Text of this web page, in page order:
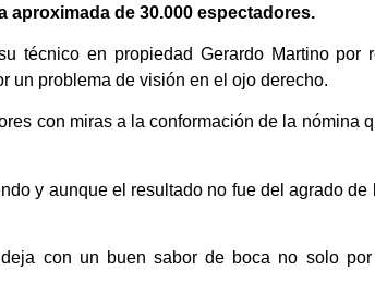
de 30.000 espectadores.
técnico en propiedad Gerardo Martino por
un problema de visión en el ojo derecho.
con miras a la conformación de la nómina
y aunque el resultado no fue del agrado
con un buen sabor de boca no solo